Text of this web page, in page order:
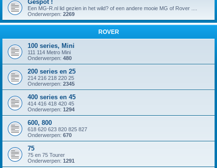
Gespot !
Een MG-R.nl lid gezien in het wild? of een andere mooie MG of Rover ....
Onderwerpen: 2269
ROVER
100 series, Mini
111 114 Metro Mini
Onderwerpen: 480
200 series en 25
214 216 218 220 25
Onderwerpen: 2345
400 series en 45
414 416 418 420 45
Onderwerpen: 1294
600, 800
618 620 623 820 825 827
Onderwerpen: 670
75
75 en 75 Tourer
Onderwerpen: 1291